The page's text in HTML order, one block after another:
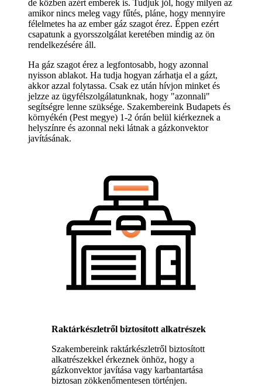
de közben azért emberek is. Tudjuk jól, hogy milyen az
amikor nincs meleg vagy fűtés, pláne, hogy mennyire
félelmetes ha az ember gáz szagot érez. Éppen ezért
csapatunk a gyorsszolgálat keretében mindig az ön
rendelkezésére áll.
Ha gáz szagot érez a legfontosabb, hogy azonnal
nyisson ablakot. Ha tudja hogyan zárhatja el a gázt,
akkor azzal folytassa. Csak ez után hívjon minket és
jelzze az ügyfélszolgálatunknak, hogy "azonnali"
segítségre lenne szüksége. Szakembereink Budapets és
környékén (Pest megye) 1-2 órán belül kiérkeznek a
helyszínre és azonnal neki látnak a gázkonvektor
javításának.
Raktárkészletről biztosított alkatrészek
Szakembereink raktárkészletről biztosított
alkatrészekkel érkeznek önhöz, hogy a
gázkonvektor javítása vagy karbantartása
biztosan zökkenőmentesen történjen.